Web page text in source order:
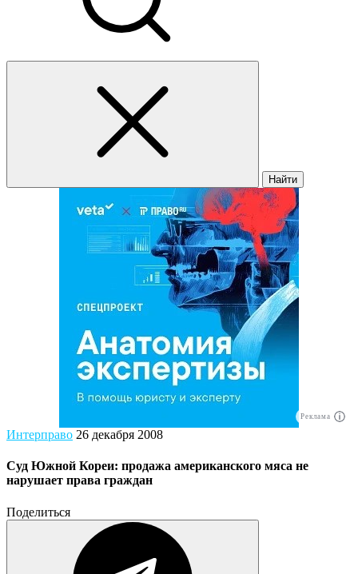
Найти
Реклама
Интерправо 26 декабря 2008
Суд Южной Кореи: продажа американского мяса не
нарушает права граждан
Поделиться